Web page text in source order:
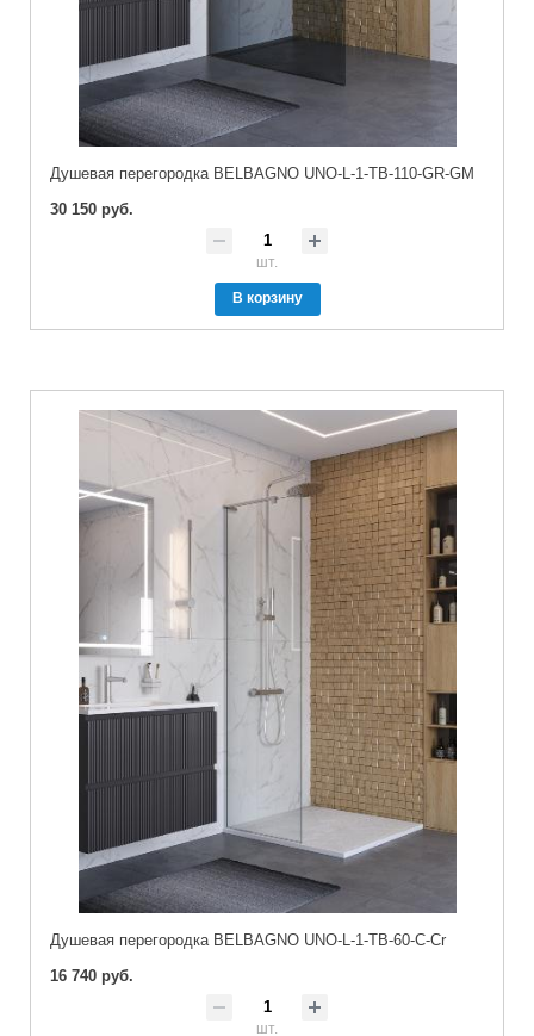
Душевая перегородка BELBAGNO UNO-L-1-TB-110-GR-GM
30 150 руб.
шт.
В корзину
Душевая перегородка BELBAGNO UNO-L-1-TB-60-C-Cr
16 740 руб.
шт.